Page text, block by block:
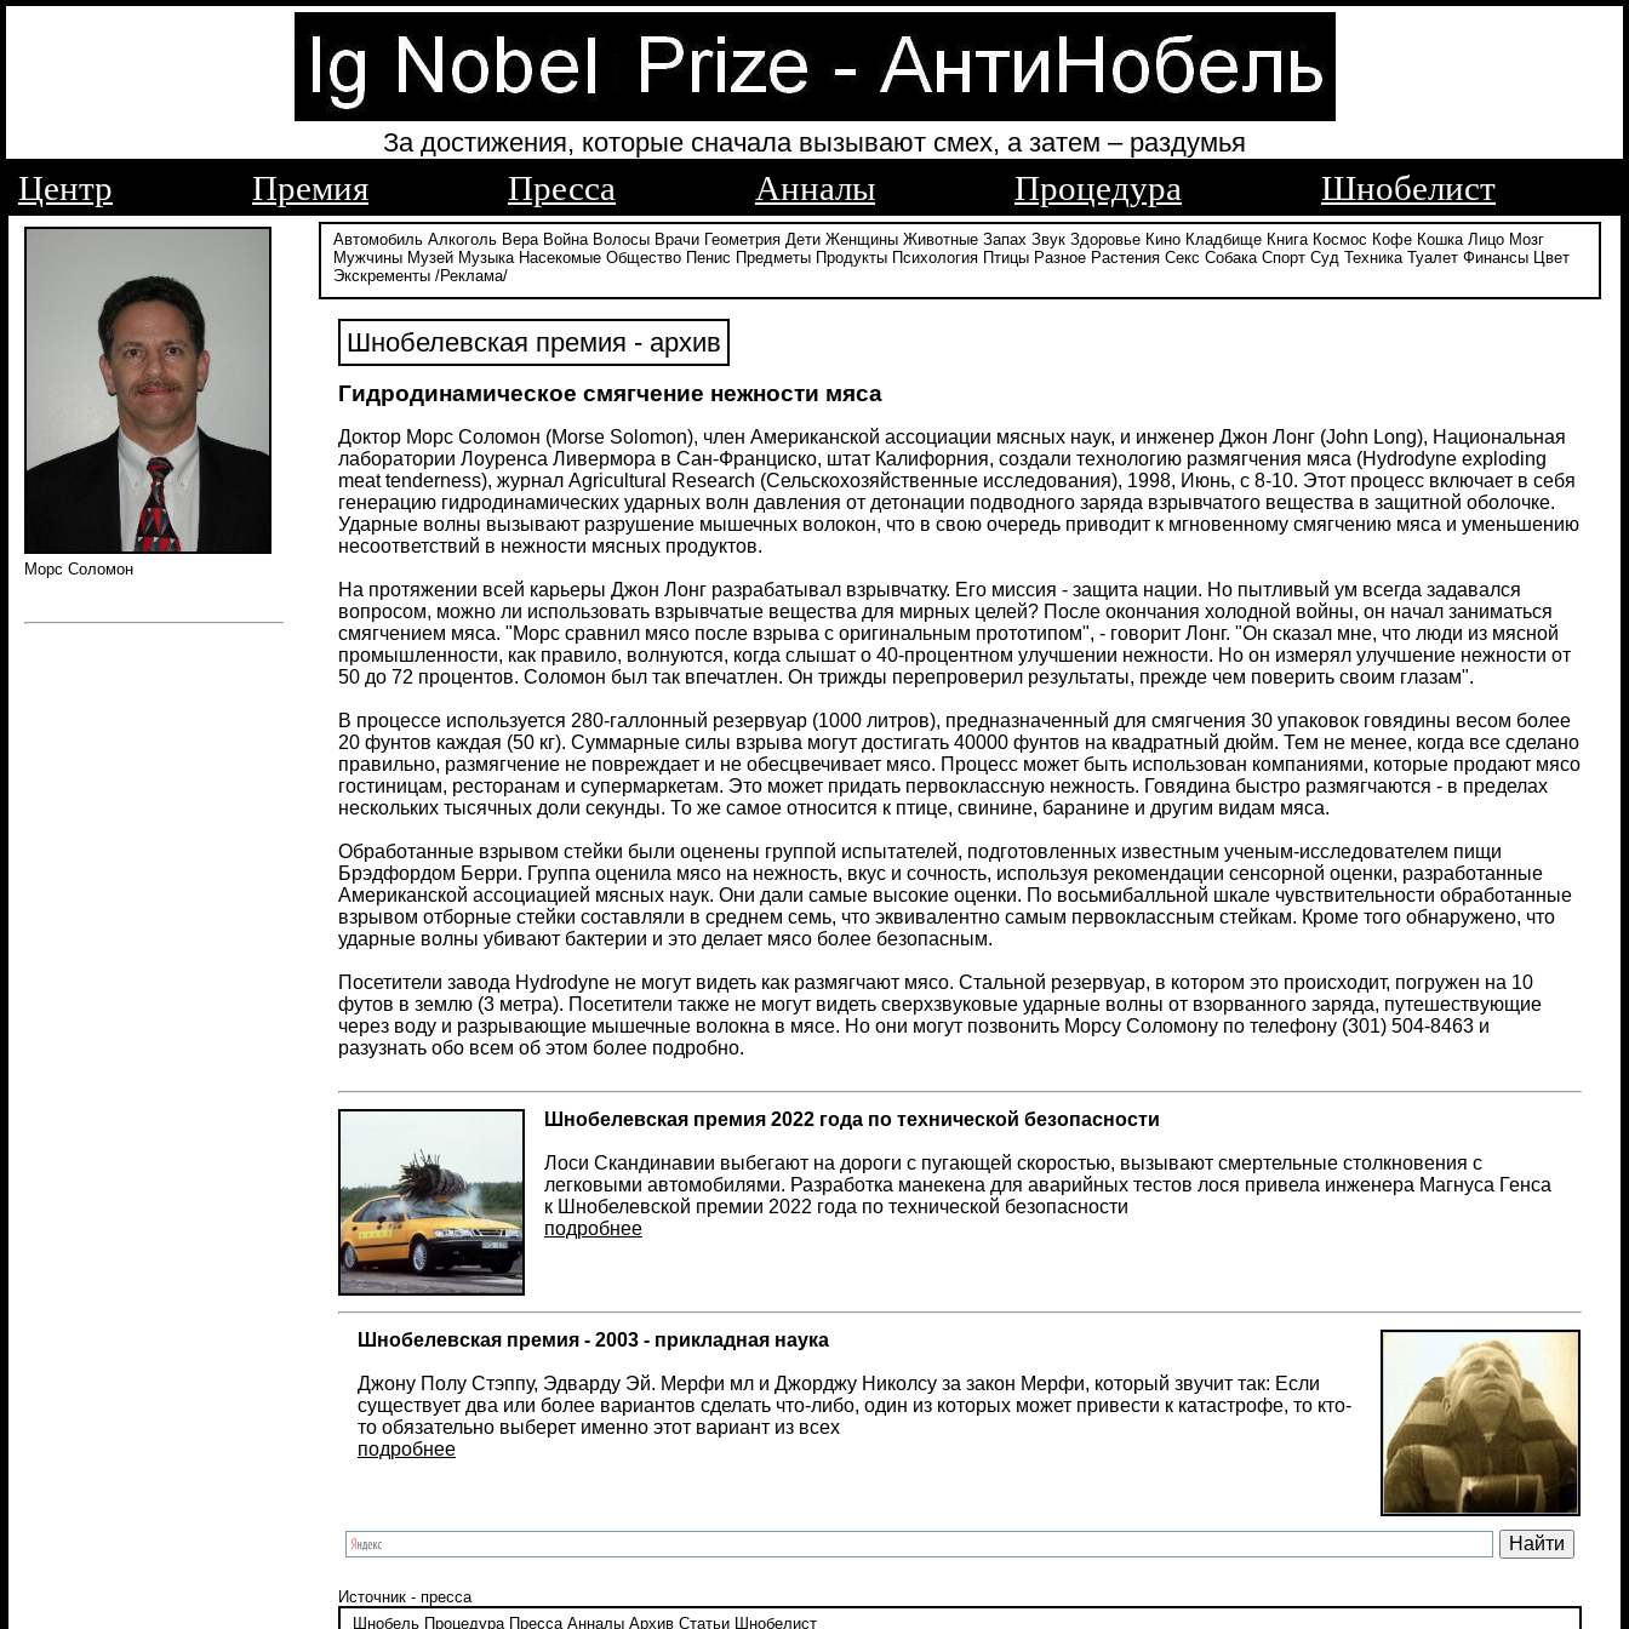
За достижения, которые сначала вызывают смех, а затем – раздумья
Центр Премия Пресса Анналы Процедура Шнобелист
Морс Соломон
Автомобиль Алкоголь Вера Война Волосы Врачи Геометрия Дети Женщины Животные Запах Звук Здоровье Кино Кладбище Книга Космос Кофе Кошка Лицо Мозг
Мужчины Музей Музыка Насекомые Общество Пенис Предметы Продукты Психология Птицы Разное Растения Секс Собака Спорт Суд Техника Туалет Финансы
Цвет
Экскременты /Реклама/
Шнобелевская премия - архив
Гидродинамическое смягчение нежности мяса
Доктор Морс Соломон (Morse Solomon), член Американской ассоциации мясных наук, и инженер Джон Лонг (John Long), Национальная
лаборатории Лоуренса Ливермора в Сан-Франциско, штат Калифорния, создали технологию размягчения мяса (Hydrodyne exploding
meat tenderness), журнал Agricultural Research (Сельскохозяйственные исследования), 1998, Июнь, с 8-10. Этот процесс включает в себя
генерацию гидродинамических ударных волн давления от детонации подводного заряда взрывчатого вещества в защитной оболочке.
Ударные волны вызывают разрушение мышечных волокон, что в свою очередь приводит к мгновенному смягчению мяса и уменьшению
несоответствий в нежности мясных продуктов.
На протяжении всей карьеры Джон Лонг разрабатывал взрывчатку. Его миссия - защита нации. Но пытливый ум всегда задавался
вопросом, можно ли использовать взрывчатые вещества для мирных целей? После окончания холодной войны, он начал заниматься
смягчением мяса. "Морс сравнил мясо после взрыва с оригинальным прототипом", - говорит Лонг. "Он сказал мне, что люди из мясной
промышленности, как правило, волнуются, когда слышат о 40-процентном улучшении нежности. Но он измерял улучшение нежности от
50 до 72 процентов. Соломон был так впечатлен. Он трижды перепроверил результаты, прежде чем поверить своим глазам".
В процессе используется 280-галлонный резервуар (1000 литров), предназначенный для смягчения 30 упаковок говядины весом более
20 фунтов каждая (50 кг). Суммарные силы взрыва могут достигать 40000 фунтов на квадратный дюйм. Тем не менее, когда все сделано
правильно, размягчение не повреждает и не обесцвечивает мясо. Процесс может быть использован компаниями, которые продают мясо
гостиницам, ресторанам и супермаркетам. Это может придать первоклассную нежность. Говядина быстро размягчаются - в пределах
нескольких тысячных доли секунды. То же самое относится к птице, свинине, баранине и другим видам мяса.
Обработанные взрывом стейки были оценены группой испытателей, подготовленных известным ученым-исследователем пищи
Брэдфордом Берри. Группа оценила мясо на нежность, вкус и сочность, используя рекомендации сенсорной оценки, разработанные
Американской ассоциацией мясных наук. Они дали самые высокие оценки. По восьмибалльной шкале чувствительности обработанные
взрывом отборные стейки составляли в среднем семь, что эквивалентно самым первоклассным стейкам. Кроме того обнаружено, что
ударные волны убивают бактерии и это делает мясо более безопасным.
Посетители завода Hydrodyne не могут видеть как размягчают мясо. Стальной резервуар, в котором это происходит, погружен на 10
футов в землю (3 метра). Посетители также не могут видеть сверхзвуковые ударные волны от взорванного заряда, путешествующие
через воду и разрывающие мышечные волокна в мясе. Но они могут позвонить Морсу Соломону по телефону (301) 504-8463 и
разузнать обо всем об этом более подробно.
Шнобелевская премия 2022 года по технической безопасности
Лоси Скандинавии выбегают на дороги с пугающей скоростью, вызывают смертельные столкновения с
легковыми автомобилями. Разработка манекена для аварийных тестов лося привела инженера Магнуса Генса
к Шнобелевской премии 2022 года по технической безопасности
подробнее
Шнобелевская премия - 2003 - прикладная наука
Джону Полу Стэппу, Эдварду Эй. Мерфи мл и Джорджу Николсу за закон Мерфи, который звучит так: Если
существует два или более вариантов сделать что-либо, один из которых может привести к катастрофе, то кто-
то обязательно выберет именно этот вариант из всех
подробнее
Источник - пресса
Шнобель Процедура Пресса Анналы Архив Статьи Шнобелист